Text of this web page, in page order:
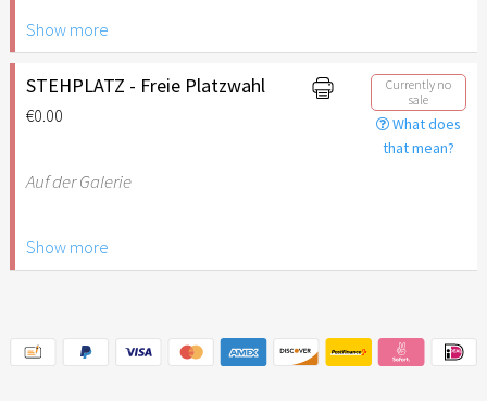
Kinder bis 12 Jahre
benötigen kein Ticket (Ticket
ab 13 Jahren notwendig).
Show more
STEHPLATZ - Freie Platzwahl
€0.00
Currently no
sale
What does
that mean?
Auf der Galerie
Kinder bis 12 Jahre
benötigen kein Ticket (Ticket
Show more